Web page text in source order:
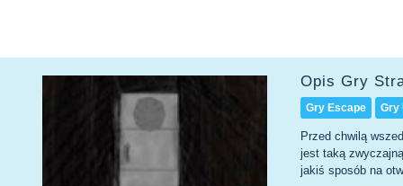
Opis Gry
Gry Escape Gry
Przed chwilą
jest taką
jakiś sposób na